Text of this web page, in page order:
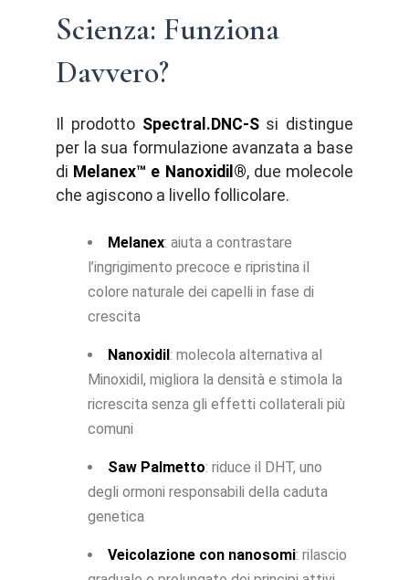
Scienza: Funziona
Davvero?
Il prodotto Spectral.DNC-Ssi distingue
per la sua formulazione avanzata a base
di Melanex™ e Nanoxidil®, due molecole
che agiscono a livello follicolare.
Melanex: aiuta a contrastare
l’ingrigimento precoce e ripristina il
colore naturale dei capelli in fase di
crescita
Nanoxidil: molecola alternativa al
Minoxidil, migliora la densità e stimola la
ricrescita senza gli effetti collaterali più
comuni
Saw Palmetto: riduce il DHT, uno
degli ormoni responsabili della caduta
genetica
Veicolazione con nanosomi: rilascio